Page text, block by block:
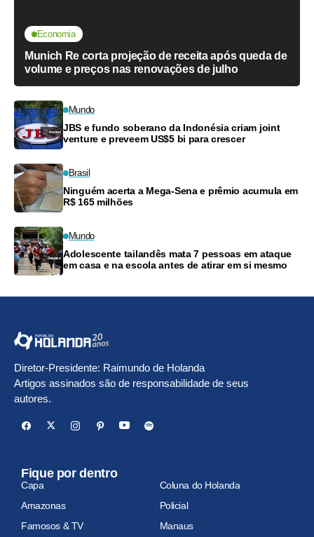
Economia
Munich Re corta projeção de receita após queda de
volume e preços nas renovações de julho
Mundo
JBS e fundo soberano da Indonésia criam joint
venture e preveem US$5 bi para crescer
Brasil
Ninguém acerta a Mega-Sena e prêmio acumula em
R$ 165 milhões
Mundo
Adolescente tailandês mata 7 pessoas em ataque
em casa e na escola antes de atirar em si mesmo
Diretor-Presidente: Raimundo de Holanda
Artigos assinados são de responsabilidade de seus
autores.
Fique por dentro
Capa
Coluna do Holanda
Amazonas
Policial
Famosos & TV
Manaus